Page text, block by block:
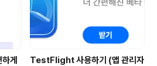
게
TestFlight 사용하기 (앱 관리자